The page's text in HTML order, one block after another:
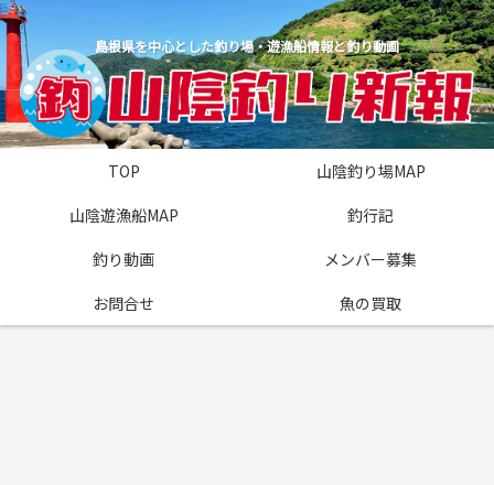
島根県を中心とした釣り場・遊漁船情報と釣り動画
TOP
山陰釣り場MAP
山陰遊漁船MAP
釣行記
釣り動画
メンバー募集
お問合せ
魚の買取